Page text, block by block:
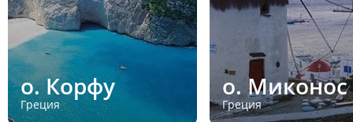
о. Корфу
Греция
о. Миконос
Греция